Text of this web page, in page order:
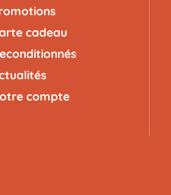
cadeau
compte